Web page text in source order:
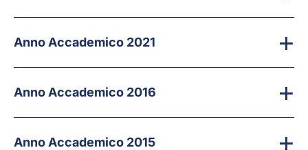
Anno Accademico 2021
Anno Accademico 2016
Anno Accademico 2015